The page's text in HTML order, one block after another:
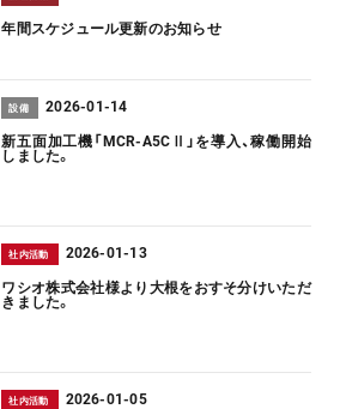
年間スケジュール更新のお知らせ
設備 2026-01-14
新五面加工機「MCR-A5CⅡ」を導入、稼働開始
しました。
社内活動 2026-01-13
ワシオ株式会社様より大根をおすそ分けいただ
きました。
社内活動 2026-01-05